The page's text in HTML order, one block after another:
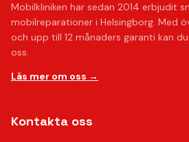
Mobilkliniken har sedan 2014 erbjudit
mobilreparationer i Helsingborg. Med
och upp till 12 månaders garanti kan
oss.
Läs mer om oss →
Kontakta oss